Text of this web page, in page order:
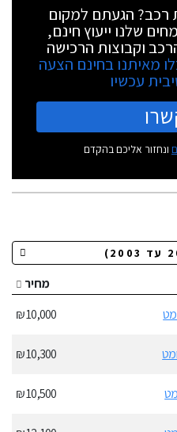
רכב? הגעתם למקום
שלנו ייעוץ חינם,
וקבוצות הרכישה
מאיתנו בחינם הצעה
עכשיו
ונחזור אליכם בהקדם
מחיר
10,000 ₪
10,300 ₪
10,500 ₪